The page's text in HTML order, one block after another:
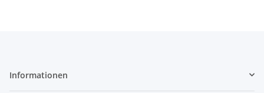
Informationen